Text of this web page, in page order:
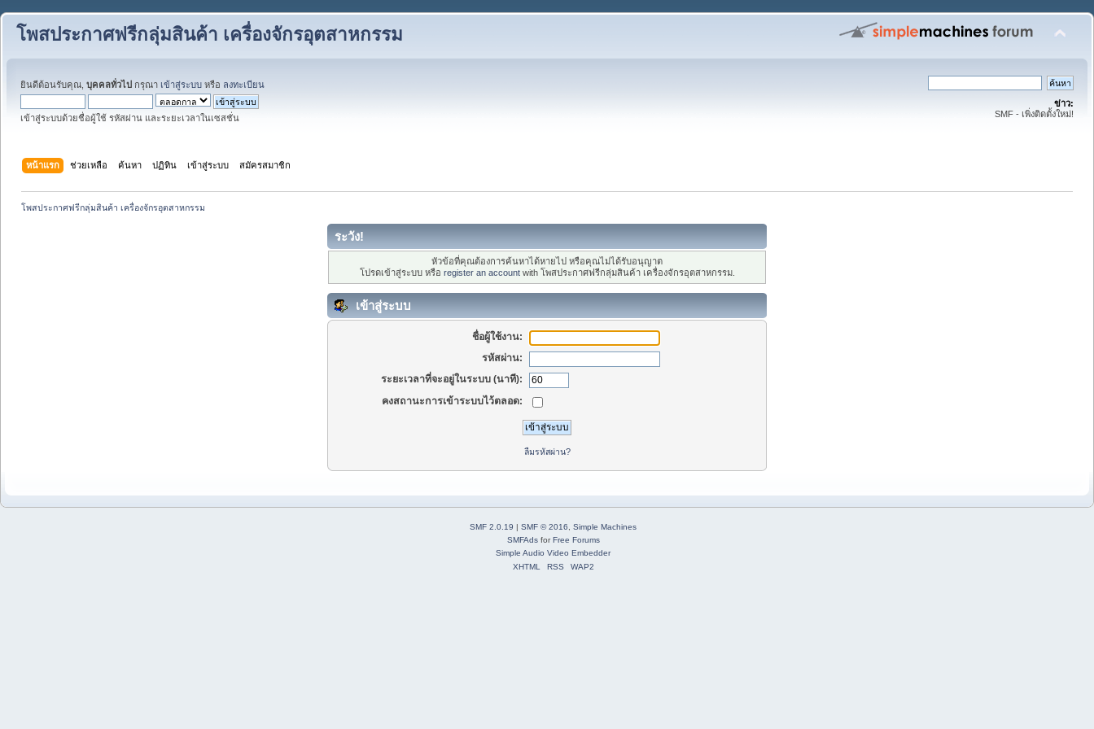
โพสประกาศฟรีกลุ่มสินค้า เครื่องจักรอุตสาหกรรม
ยินดีต้อนรับคุณ, บุคคลทั่วไป กรุณา เข้าสู่ระบบ หรือ ลงทะเบียน
เข้าสู่ระบบด้วยชื่อผู้ใช้ รหัสผ่าน และระยะเวลาในเซสชั่น
ข่าว:
SMF - เพิ่งติดตั้งใหม่!
หน้าแรก ช่วยเหลือ ค้นหา ปฏิทิน เข้าสู่ระบบ สมัครสมาชิก
โพสประกาศฟรีกลุ่มสินค้า เครื่องจักรอุตสาหกรรม
ระวัง!
หัวข้อที่คุณต้องการค้นหาได้หายไป หรือคุณไม่ได้รับอนุญาต
โปรดเข้าสู่ระบบ หรือ register an accountwith โพสประกาศฟรีกลุ่มสินค้า เครื่องจักรอุตสาหกรรม.
เข้าสู่ระบบ
ชื่อผู้ใช้งาน:
รหัสผ่าน:
ระยะเวลาที่จะอยู่ในระบบ (นาที):
คงสถานะการเข้าระบบไว้ตลอด:
ลืมรหัสผ่าน?
SMF 2.0.19 | SMF © 2016
Simple Machines
SMFAdsforFree Forums
Simple Audio Video Embedder
XHTML
RSS WAP2